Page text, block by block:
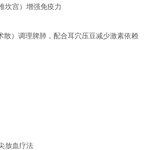
坎宫）增强免疫力
）调理脾肺，配合耳穴压豆减少激素依赖
放血疗法